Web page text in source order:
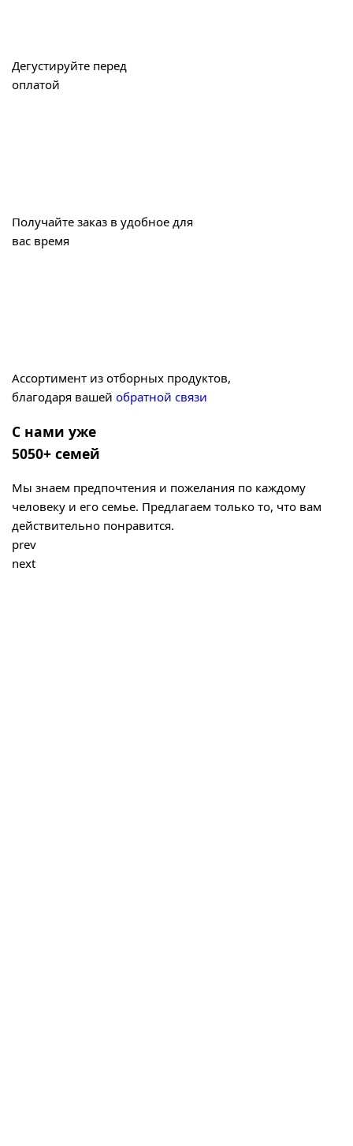
Дегустируйте перед
оплатой
Получайте заказ в удобное для
вас время
Ассортимент из отборных продуктов,
благодаря вашей обратной связи
С нами уже
5050+ семей
Мы знаем предпочтения и пожелания по каждому
человеку и его семье. Предлагаем только то, что вам
действительно понравится.
prev
next